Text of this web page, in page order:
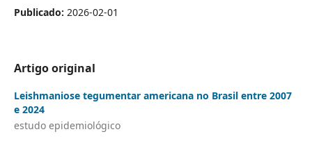
Publicado: 2026-02-01
Artigo original
Leishmaniose tegumentar americana no Brasil entre 2007
e 2024
estudo epidemiológico